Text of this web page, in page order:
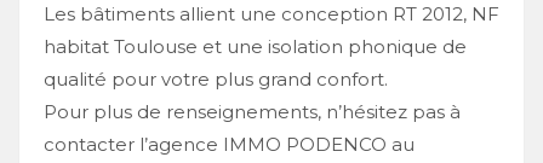
Les bâtiments allient une conception RT 2012, NF
habitat Toulouse et une isolation phonique de
qualité pour votre plus grand confort.
Pour plus de renseignements, n’hésitez pas à
contacter l’agence IMMO PODENCO au